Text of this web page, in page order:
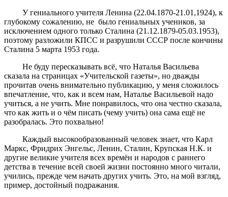
У гениального учителя Ленина (22.04.1870-21.01,1924), к
глубокому сожалению, не было гениальных учеников, за
исключением одного только Сталина (21.12.1879-05.03.1953),
поэтому разложили КПСС и разрушили СССР после кончины
Сталина 5 марта 1953 года.
Не буду пересказывать всё, что Наталья Васильева
сказала на страницах «Учительской газеты», но дважды
прочитав очень внимательно публикацию, у меня сложилось
впечатление, что, как и всем нам, Наталье Васильевой надо
учиться, а не учить. Мне понравилось, что она честно сказала,
что как жить и о чём писать (чему учить) она сама ещё не
разобралась. Это похвально!
Каждый высокообразованный человек знает, что Карл
Маркс, Фридрих Энгельс, Ленин, Сталин, Крупская Н.К. и
другие великие учителя всех времён и народов с раннего
детства в течение всей своей жизни постоянно много читали,
учились, прежде чем начать других учить. Это, на мой взгляд,
пример, достойный подражания.